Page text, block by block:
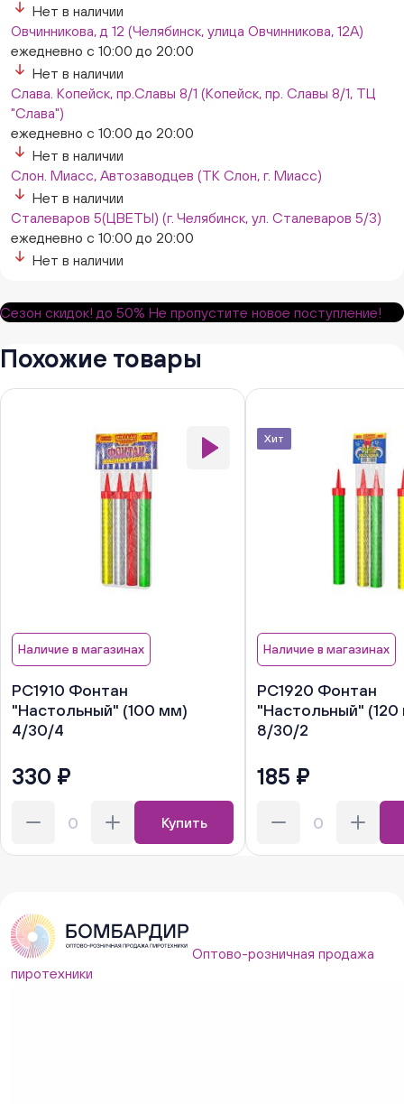
Нет в наличии
Овчинникова, д 12 (Челябинск, улица Овчинникова, 12А)
ежедневно с 10:00 до 20:00
Нет в наличии
Слава. Копейск, пр.Славы 8/1 (Копейск, пр. Славы 8/1, ТЦ
"Слава")
ежедневно с 10:00 до 20:00
Нет в наличии
Слон. Миасс, Автозаводцев (ТК Слон, г. Миасс)
Нет в наличии
Сталеваров 5(ЦВЕТЫ) (г. Челябинск, ул. Сталеваров 5/3)
ежедневно с 10:00 до 20:00
Нет в наличии
Сезон скидок! до 50% Не пропустите новое поступление!
Похожие товары
Наличие в магазинах
РС1910 Фонтан
"Настольный" (100 мм)
4/30/4
330 ₽
Купить
Хит
Наличие в магазинах
РС1920 Фонтан
"Настольный"
8/30/2
185 ₽
Оптово-розничная продажа
пиротехники